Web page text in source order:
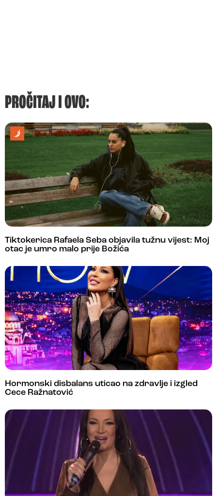
PROČITAJ I OVO:
Tiktokerica Rafaela Seba objavila tužnu vijest: Moj
otac je umro malo prije Božića
Hormonski disbalans uticao na zdravlje i izgled
Cece Ražnatović